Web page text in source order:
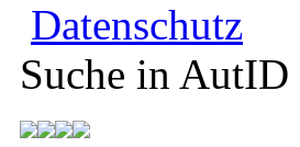
Datenschutz
Suche in AutID